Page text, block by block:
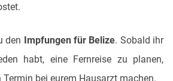
den Impfungen für Belize. Sobald ihr
habt, eine Fernreise zu planen,
bei eurem Hausarzt machen.